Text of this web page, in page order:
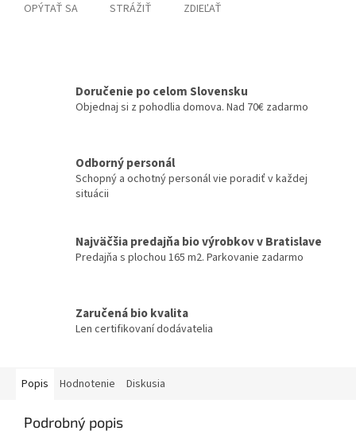
OPÝTAŤ SA STRÁŽIŤ ZDIEĽAŤ
Doručenie po celom Slovensku
Objednaj si z pohodlia domova. Nad 70€ zadarmo
Odborný personál
Schopný a ochotný personál vie poradiť v každej
situácii
Najväčšia predajňa bio výrobkov v Bratislave
Predajňa s plochou 165 m2. Parkovanie zadarmo
Zaručená bio kvalita
Len certifikovaní dodávatelia
Popis Hodnotenie Diskusia
Podrobný popis